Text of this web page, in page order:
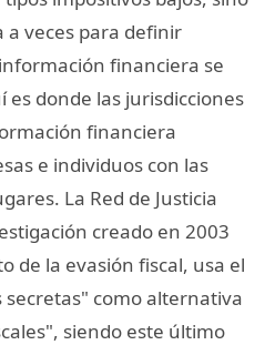
a veces para definir
financiera se
donde las jurisdicciones
financiera
e individuos con las
La Red de Justicia
creado en 2003
de la evasión fiscal, usa el
como alternativa
siendo este último